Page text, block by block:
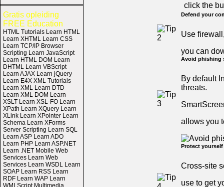
Gratis opleiding
FREE Education
HTML Tutorials Learn HTML
Learn XHTML Learn CSS
Learn TCP/IP Browser
Scripting Learn JavaScript
Learn HTML DOM Learn
DHTML Learn VBScript
Learn AJAX Learn jQuery
Learn E4X XML Tutorials
Learn XML Learn DTD
Learn XML DOM Learn
XSLT Learn XSL-FO Learn
XPath Learn XQuery Learn
XLink Learn XPointer Learn
Schema Learn XForms
Server Scripting Learn SQL
Learn ASP Learn ADO
Learn PHP Learn ASP.NET
Learn .NET Mobile Web
Services Learn Web
Services Learn WSDL Learn
SOAP Learn RSS Learn
RDF Learn WAP Learn
WMLScript Multimedia
click the
Defend your
Use
you can
Avoid phishing
By default
threats.
allows you
Protect
Cross-site
use to get